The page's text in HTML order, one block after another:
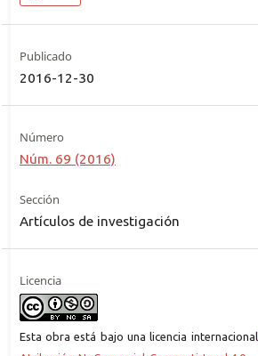
Publicado
2016-12-30
Número
Núm. 69 (2016)
Sección
Artículos de investigación
Licencia
Esta obra está bajo una licencia internacional